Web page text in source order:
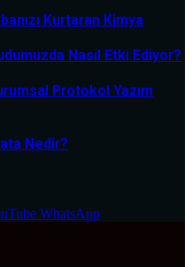
Kurtaran Kimya
Nasıl Etki Ediyor?
Protokol Yazım
Nedir?
WhatsApp